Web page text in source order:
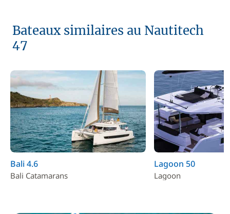
Bateaux similaires au Nautitech
47
Bali 4.6
Bali Catamarans
Lagoon 50
Lagoon